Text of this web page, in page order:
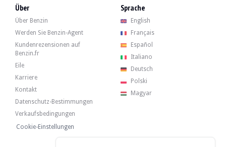
Mercedes-Benz S350d L W222 - 2016
Mercedes-Benz S350d L W222 - 2016
Über
Über Benzin
Werden Sie Benzin-Agent
Kundenrezensionen auf
Benzin.fr
Eile
Karriere
Kontakt
Datenschutz-Bestimmungen
Verkaufsbedingungen
Cookie-Einstellungen
Sprache
English
Français
Español
Italiano
Deutsch
Polski
Magyar